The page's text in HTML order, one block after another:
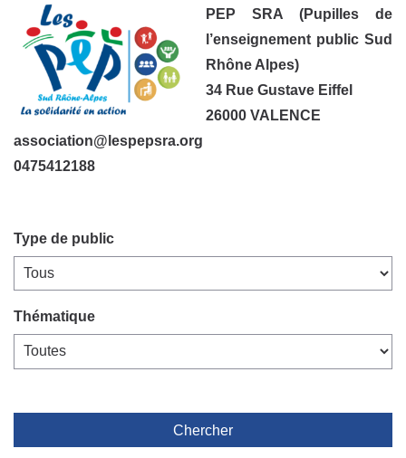
PEP SRA (Pupilles de
l’enseignement public Sud
Rhône Alpes)
34 Rue Gustave Eiffel
26000 VALENCE
association@lespepsra.org
0475412188
Type de public
Thématique
Chercher